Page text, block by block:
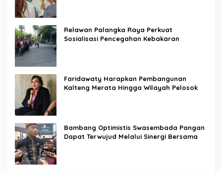
Relawan Palangka Raya Perkuat
Sosialisasi Pencegahan Kebakaran
Faridawaty Harapkan Pembangunan
Kalteng Merata Hingga Wilayah Pelosok
Bambang Optimistis Swasembada Pangan
Dapat Terwujud Melalui Sinergi Bersama